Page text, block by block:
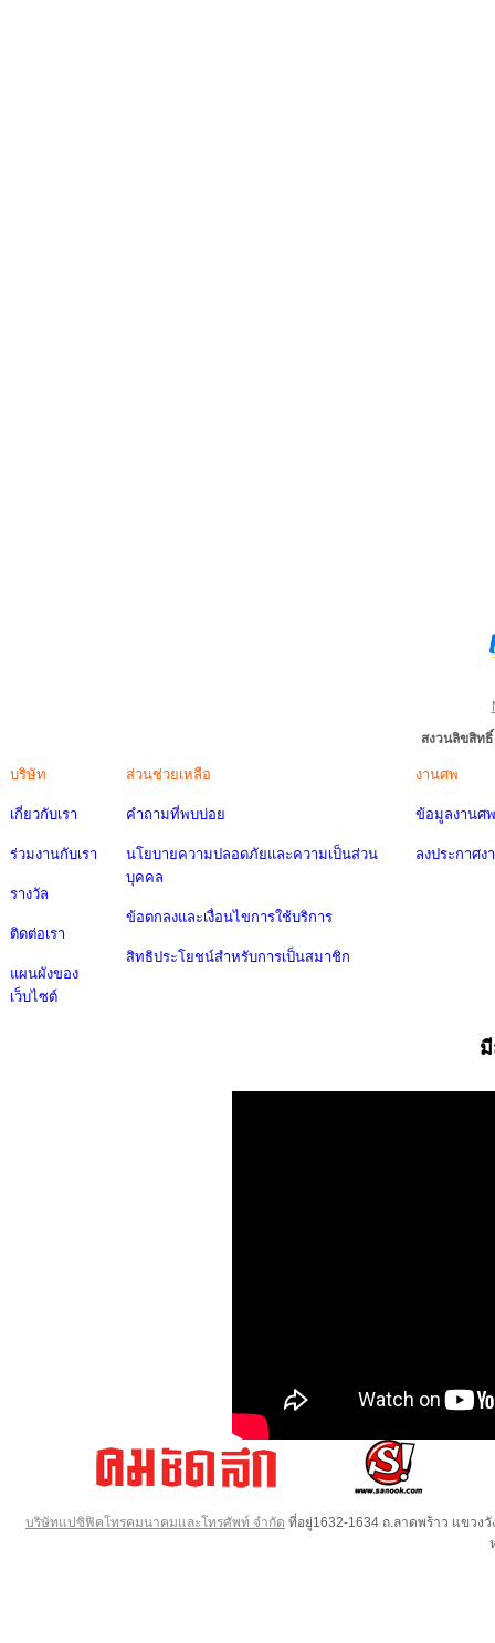
สงวนลิขสิท
บริษัท
เกี่ยวกับเรา
ร่วมงานกับเรา
รางวัล
ติดต่อเรา
แผนผังของ
เว็บไซต์
ส่วนช่วยเหลือ
คำถามที่พบบ่อย
นโยบายความปลอดภัยและความเป็นส่วน
บุคคล
ข้อตกลงและเงื่อนไขการใช้บริการ
สิทธิประโยชน์สำหรับการเป็นสมาชิก
งานศพ
ข้อมูลงานศพ
ลงประกาศง
บริษัทแปซิฟิคโทรคมนาคมและโทรศัพท์ จำกัด ที่อยู่1632-1634 ถ.ลาดพร้าว แขวง